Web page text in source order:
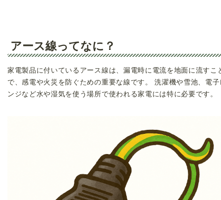
アース線ってなに？
家電製品に付いているアース線は、漏電時に電流を地面に流すこ
で、感電や火災を防ぐための重要な線です。 洗濯機や雪池、電子
ンジなど水や湿気を使う場所で使われる家電には特に必要です。